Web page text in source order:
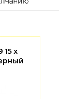
15 x